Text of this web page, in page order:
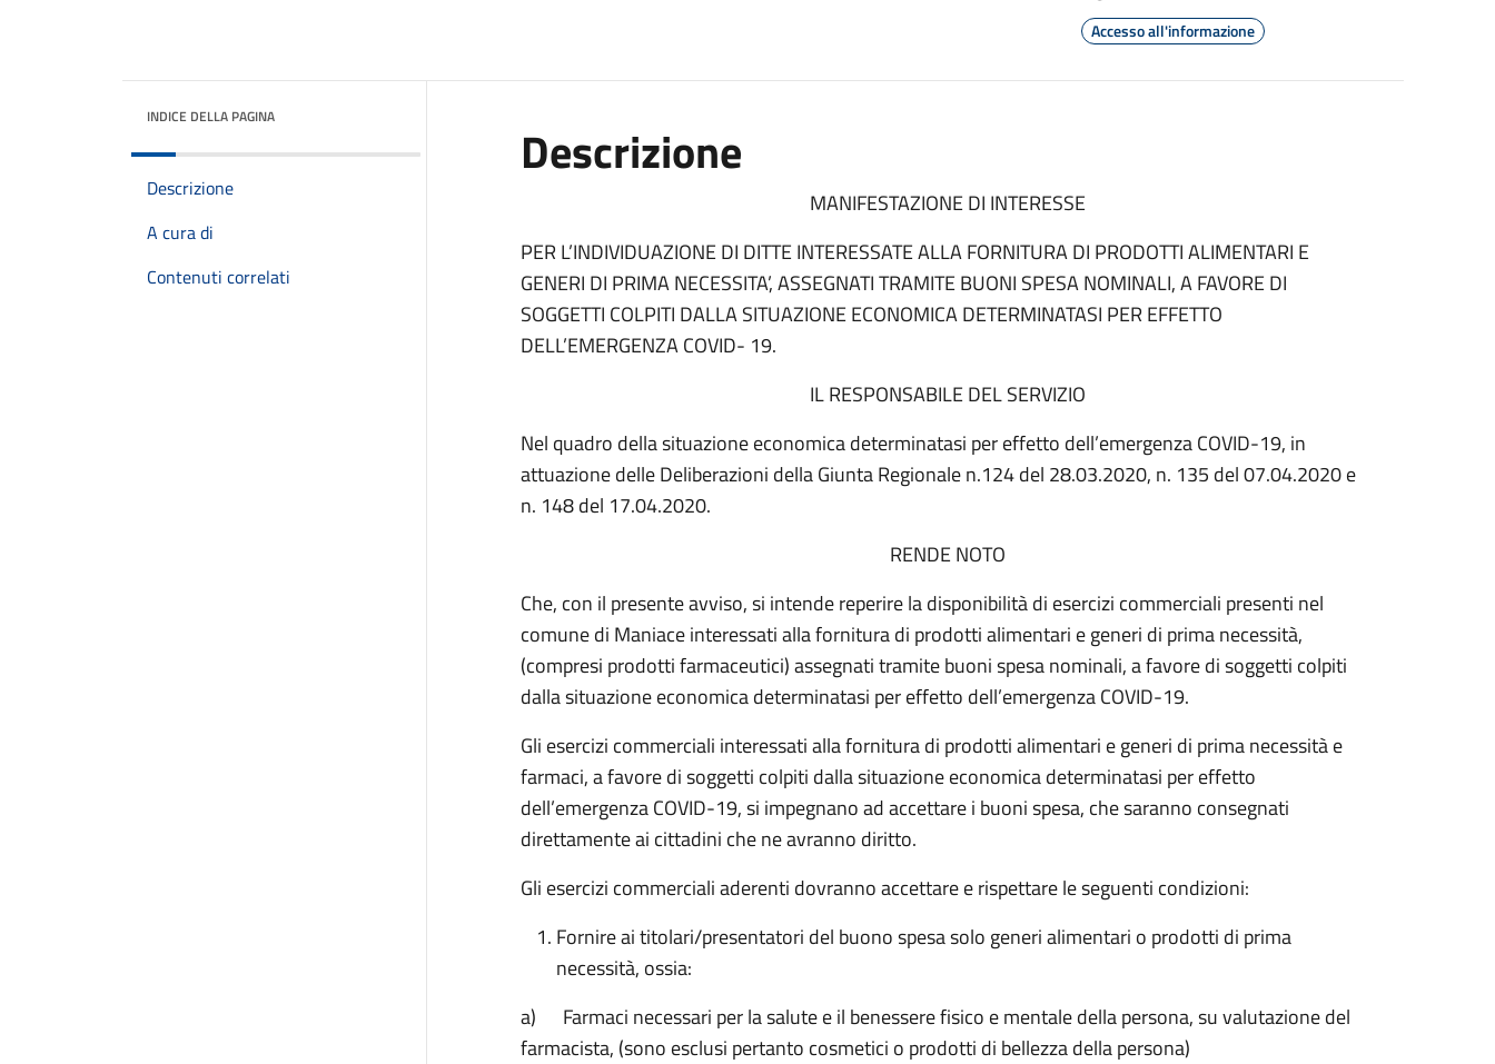
Accesso all'informazione
INDICE DELLA PAGINA
Descrizione
A cura di
Contenuti correlati
Descrizione
MANIFESTAZIONE DI INTERESSE
PER L’INDIVIDUAZIONE DI DITTE INTERESSATE ALLA FORNITURA DI PRODOTTI ALIMENTARI E
GENERI DI PRIMA NECESSITA’, ASSEGNATI TRAMITE BUONI SPESA NOMINALI, A FAVORE DI
SOGGETTI COLPITI DALLA SITUAZIONE ECONOMICA DETERMINATASI PER EFFETTO
DELL’EMERGENZA COVID- 19.
IL RESPONSABILE DEL SERVIZIO
Nel quadro della situazione economica determinatasi per effetto dell’emergenza COVID-19, in
attuazione delle Deliberazioni della Giunta Regionale n.124 del 28.03.2020, n. 135 del 07.04.2020 e
n. 148 del 17.04.2020.
RENDE NOTO
Che, con il presente avviso, si intende reperire la disponibilità di esercizi commerciali presenti nel
comune di Maniace interessati alla fornitura di prodotti alimentari e generi di prima necessità,
(compresi prodotti farmaceutici) assegnati tramite buoni spesa nominali, a favore di soggetti colpiti
dalla situazione economica determinatasi per effetto dell’emergenza COVID-19.
Gli esercizi commerciali interessati alla fornitura di prodotti alimentari e generi di prima necessità e
farmaci, a favore di soggetti colpiti dalla situazione economica determinatasi per effetto
dell’emergenza COVID-19, si impegnano ad accettare i buoni spesa, che saranno consegnati
direttamente ai cittadini che ne avranno diritto.
Gli esercizi commerciali aderenti dovranno accettare e rispettare le seguenti condizioni:
Fornire ai titolari/presentatori del buono spesa solo generi alimentari o prodotti di prima
necessità, ossia:
a) Farmaci necessari per la salute e il benessere fisico e mentale della persona, su valutazione del
farmacista, (sono esclusi pertanto cosmetici o prodotti di bellezza della persona)